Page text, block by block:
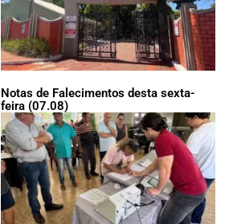
Notas de Falecimentos desta sexta-
feira (07.08)